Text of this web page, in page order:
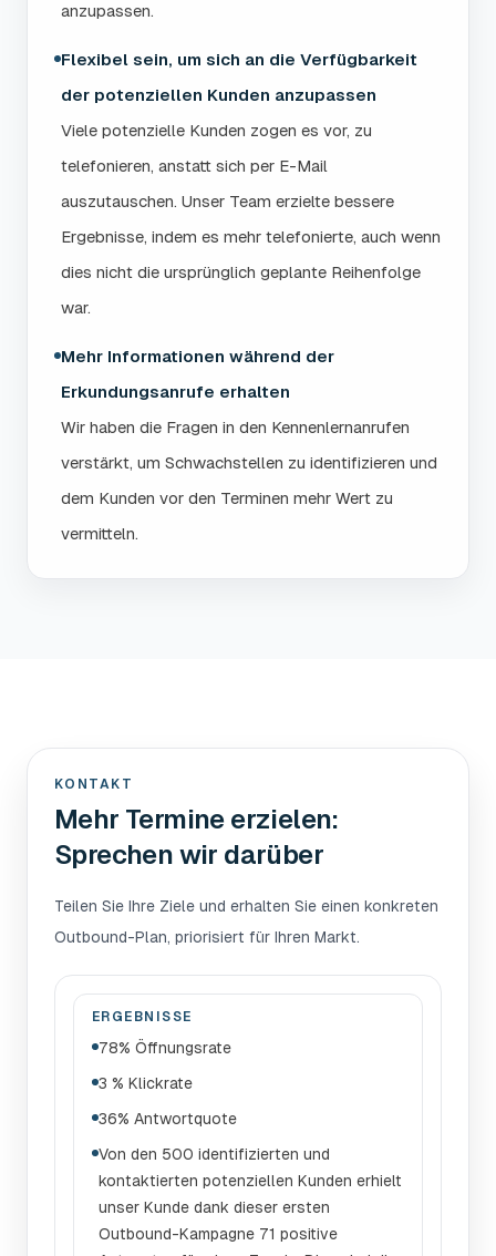
anzupassen.
Flexibel sein, um sich an die Verfügbarkeit
der potenziellen Kunden anzupassen
Viele potenzielle Kunden zogen es vor, zu
telefonieren, anstatt sich per E-Mail
auszutauschen. Unser Team erzielte bessere
Ergebnisse, indem es mehr telefonierte, auch wenn
dies nicht die ursprünglich geplante Reihenfolge
war.
Mehr Informationen während der
Erkundungsanrufe erhalten
Wir haben die Fragen in den Kennenlernanrufen
verstärkt, um Schwachstellen zu identifizieren und
dem Kunden vor den Terminen mehr Wert zu
vermitteln.
KONTAKT
Mehr Termine erzielen:
Sprechen wir darüber
Teilen Sie Ihre Ziele und erhalten Sie einen konkreten
Outbound-Plan, priorisiert für Ihren Markt.
ERGEBNISSE
78% Öffnungsrate
3 % Klickrate
36% Antwortquote
Von den 500 identifizierten und
kontaktierten potenziellen Kunden erhielt
unser Kunde dank dieser ersten
Outbound-Kampagne 71 positive